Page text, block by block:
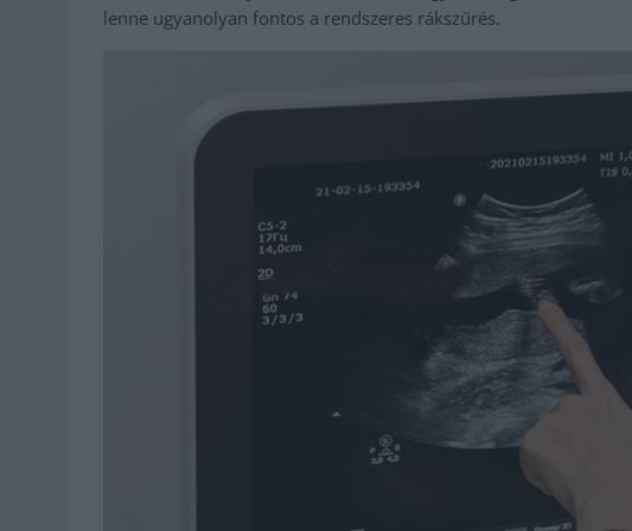
lenne ugyanolyan fontos a rendszeres rákszűrés.